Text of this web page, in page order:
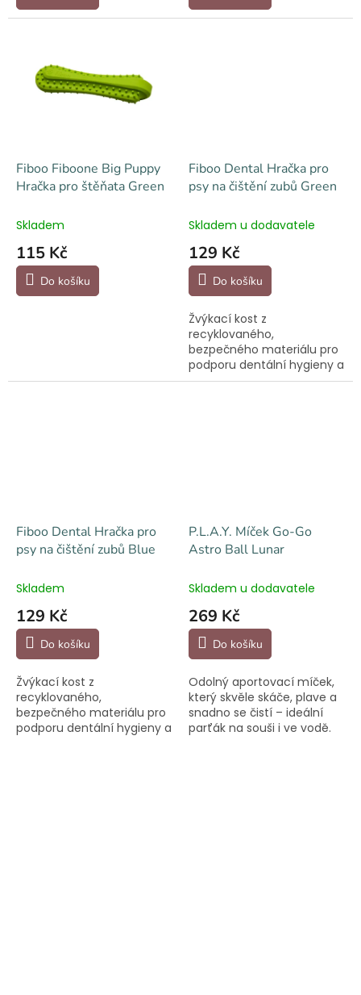
Fiboo Fiboone Big Puppy
Hračka pro štěňata Green
Skladem
115 Kč
Do košíku
Fiboo Dental Hračka pro
psy na čištění zubů Green
Skladem u dodavatele
129 Kč
Do košíku
Žvýkací kost z
recyklovaného,
bezpečného materiálu pro
podporu dentální hygieny a
správného vývoje zubů. Lze
Fiboo Dental Hračka pro
psy na čištění zubů Blue
Skladem
129 Kč
Do košíku
Žvýkací kost z
recyklovaného,
bezpečného materiálu pro
podporu dentální hygieny a
P.L.A.Y. Míček Go-Go
Astro Ball Lunar
Skladem u dodavatele
269 Kč
Do košíku
Odolný aportovací míček,
který skvěle skáče, plave a
snadno se čistí – ideální
parťák na souši i ve vodě.